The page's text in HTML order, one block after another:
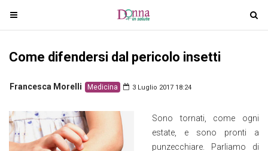
T
o
g
e
a
v
i
T
o
a
Come difendersi dal pericolo insetti
Francesca Morelli Medicina 3 Luglio 2017 18:24
Sono tornati, come ogni
estate, e sono pronti a
punzecchiare. Parliamo di